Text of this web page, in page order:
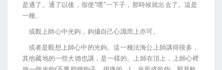
是通了。通了以後，假使“嘿”一下子，那時候就出去了。這是
一種。
或觀上師心中光鉤，鉤攝自己心識而上亦可。
或者是觀想上師心中的光鉤。這一種法海公上師講得很多，
其他藏地的一些大德也講，是一樣的。上師在頂上，上師心裡